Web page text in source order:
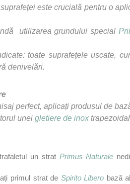
este crucială pentru o
utilizarea grundului special
toate suprafețele uscate,
denivelări.
perfect, aplicați produsul de
unei gletiere de inox
un strat Primus Naturale
primul strat de Spirito Libero bază